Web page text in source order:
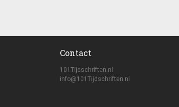
Contact
101Tijdschriften.nl
info@101Tijdschriften.nl